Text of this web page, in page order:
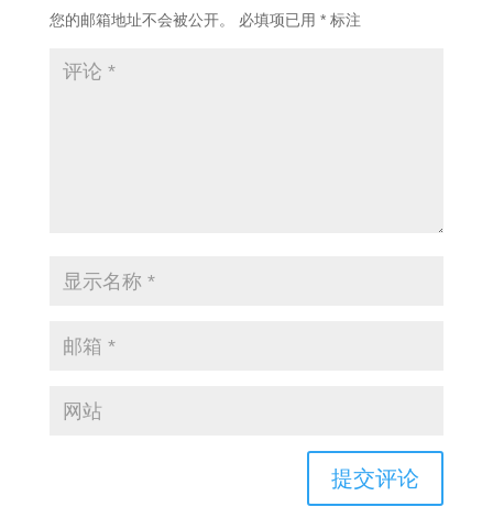
您的邮箱地址不会被公开。 必填项已用 *标注